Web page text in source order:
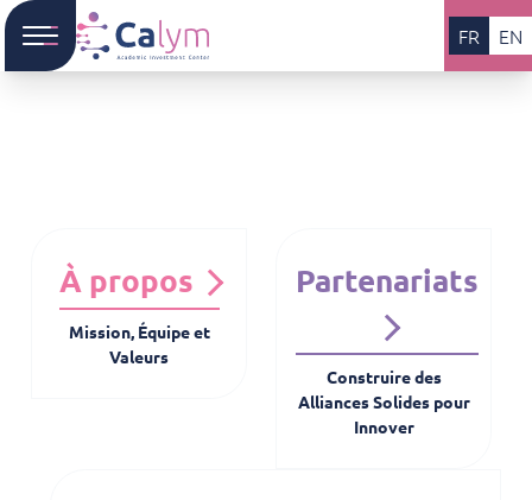
FR EN
À propos
Mission, Équipe et
Valeurs
Partenariats
Construire des
Alliances Solides pour
Innover